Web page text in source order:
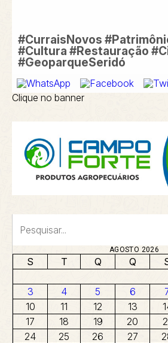
#CurraisNovos
#Cultura #Restauração
#GeoparqueSeridó
Clique no banner
AGOSTO 2026
S T Q Q
3
4 5 6
10
11 12 13
17
18 19 20
24
25 26 27